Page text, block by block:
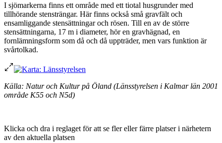
I sjömarkerna finns ett område med ett tiotal husgrunder med
tillhörande stensträngar. Här finns också små gravfält och
ensamliggande stensättningar och rösen. Till en av de större
stensättningarna, 17 m i diameter, hör en gravhägnad, en
fornlämningsform som då och då uppträder, men vars funktion är
svårtolkad.
Källa: Natur och Kultur på Öland (Länsstyrelsen i Kalmar län 2001
område K55 och N5d)
Klicka och dra i reglaget för att se fler eller färre platser i närhetern
av den aktuella platsen